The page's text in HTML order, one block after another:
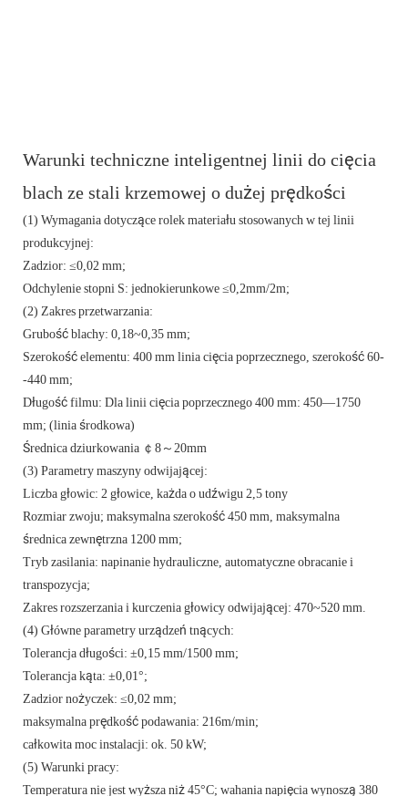
Warunki techniczne inteligentnej linii do cięcia
blach ze stali krzemowej o dużej prędkości
(1) Wymagania dotyczące rolek materiału stosowanych w tej linii
produkcyjnej:
Zadzior: ≤0,02 mm;
Odchylenie stopni S: jednokierunkowe ≤0,2mm/2m;
(2) Zakres przetwarzania:
Grubość blachy: 0,18~0,35 mm;
Szerokość elementu: 400 mm linia cięcia poprzecznego, szerokość 60-
-440 mm;
Długość filmu: Dla linii cięcia poprzecznego 400 mm: 450—1750
mm; (linia środkowa)
Średnica dziurkowania ￠8～20mm
(3) Parametry maszyny odwijającej:
Liczba głowic: 2 głowice, każda o udźwigu 2,5 tony
Rozmiar zwoju; maksymalna szerokość 450 mm, maksymalna
średnica zewnętrzna 1200 mm;
Tryb zasilania: napinanie hydrauliczne, automatyczne obracanie i
transpozycja;
Zakres rozszerzania i kurczenia głowicy odwijającej: 470~520 mm.
(4) Główne parametry urządzeń tnących:
Tolerancja długości: ±0,15 mm/1500 mm;
Tolerancja kąta: ±0,01°;
Zadzior nożyczek: ≤0,02 mm;
maksymalna prędkość podawania: 216m/min;
całkowita moc instalacji: ok. 50 kW;
(5) Warunki pracy:
Temperatura nie jest wyższa niż 45°C; wahania napięcia wynoszą 380